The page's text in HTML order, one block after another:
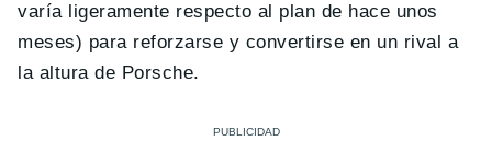
varía ligeramente respecto al plan de hace unos
meses) para reforzarse y convertirse en un rival a
la altura de Porsche.